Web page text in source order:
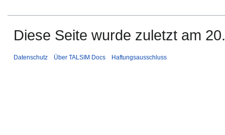
Diese Seite wurde zuletzt am
Datenschutz Über TALSIM Docs Haftungsausschluss